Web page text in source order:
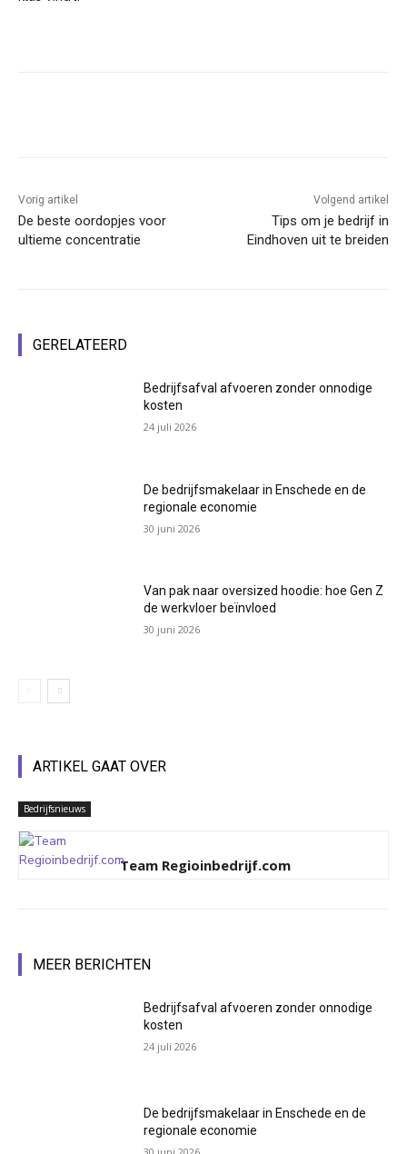
Vorig artikel
De beste oordopjes voor
ultieme concentratie
Volgend artikel
Tips om je bedrijf in
Eindhoven uit te breiden
GERELATEERD
Bedrijfsafval afvoeren zonder onnodige
kosten
24 juli 2026
De bedrijfsmakelaar in Enschede en de
regionale economie
30 juni 2026
Van pak naar oversized hoodie: hoe Gen Z
de werkvloer beïnvloed
30 juni 2026
ARTIKEL GAAT OVER
Bedrijfsnieuws
Team Regioinbedrijf.com
MEER BERICHTEN
Bedrijfsafval afvoeren zonder onnodige
kosten
24 juli 2026
De bedrijfsmakelaar in Enschede en de
regionale economie